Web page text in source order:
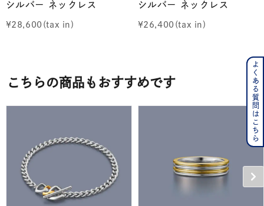
シルバー ネックレス
¥28,600
シルバー ネックレス
¥26,400
こちらの商品もおすすめです よくある質問はこちら